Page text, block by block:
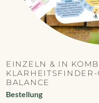
EINZELN & IN
BALANCE
Bestellung